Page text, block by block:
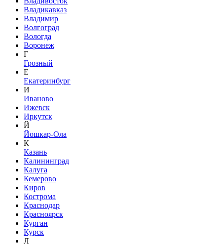
Владикавказ
Владимир
Волгоград
Вологда
Воронеж
Г
Грозный
Е
Екатеринбург
И
Иваново
Ижевск
Иркутск
Й
Йошкар-Ола
К
Казань
Калининград
Калуга
Кемерово
Киров
Кострома
Краснодар
Красноярск
Курган
Курск
Л